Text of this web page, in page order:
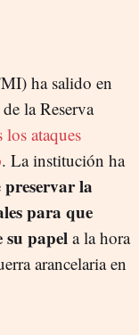
ha salido en
la Reserva
los ataques
. La institución ha
preservar la
para que
su papel a la hora
arancelaria en